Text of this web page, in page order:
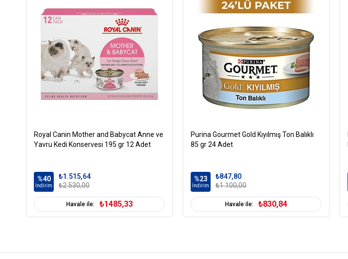
Royal Canin Mother and Babycat Anne ve
Yavru Kedi Konservesi 195 gr 12 Adet
%40
İndirim
₺1.515,64
₺2.530,00
Havale ile: ₺1485,33
Purina Gourmet Gold Kıyılmış Ton Balıklı
85 gr 24 Adet
%23
İndirim
₺847,80
₺1.100,00
Havale ile: ₺830,84